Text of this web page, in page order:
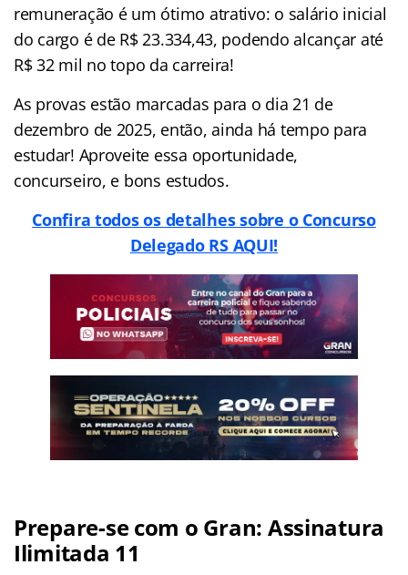
remuneração é um ótimo atrativo: o salário inicial
do cargo é de R$ 23.334,43, podendo alcançar até
R$ 32 mil no topo da carreira!
As provas estão marcadas para o dia 21 de
dezembro de 2025, então, ainda há tempo para
estudar! Aproveite essa oportunidade,
concurseiro, e bons estudos.
Confira todos os detalhes sobre o Concurso
Delegado RS AQUI!
Prepare-se com o Gran: Assinatura
Ilimitada 11